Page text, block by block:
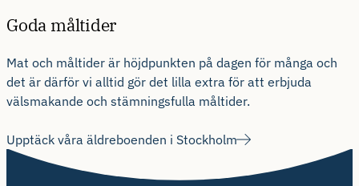
Goda måltider
Mat och måltider är höjdpunkten på dagen för många och
det är därför vi alltid gör det lilla extra för att erbjuda
välsmakande och stämningsfulla måltider.
Upptäck våra äldreboenden i Stockholm